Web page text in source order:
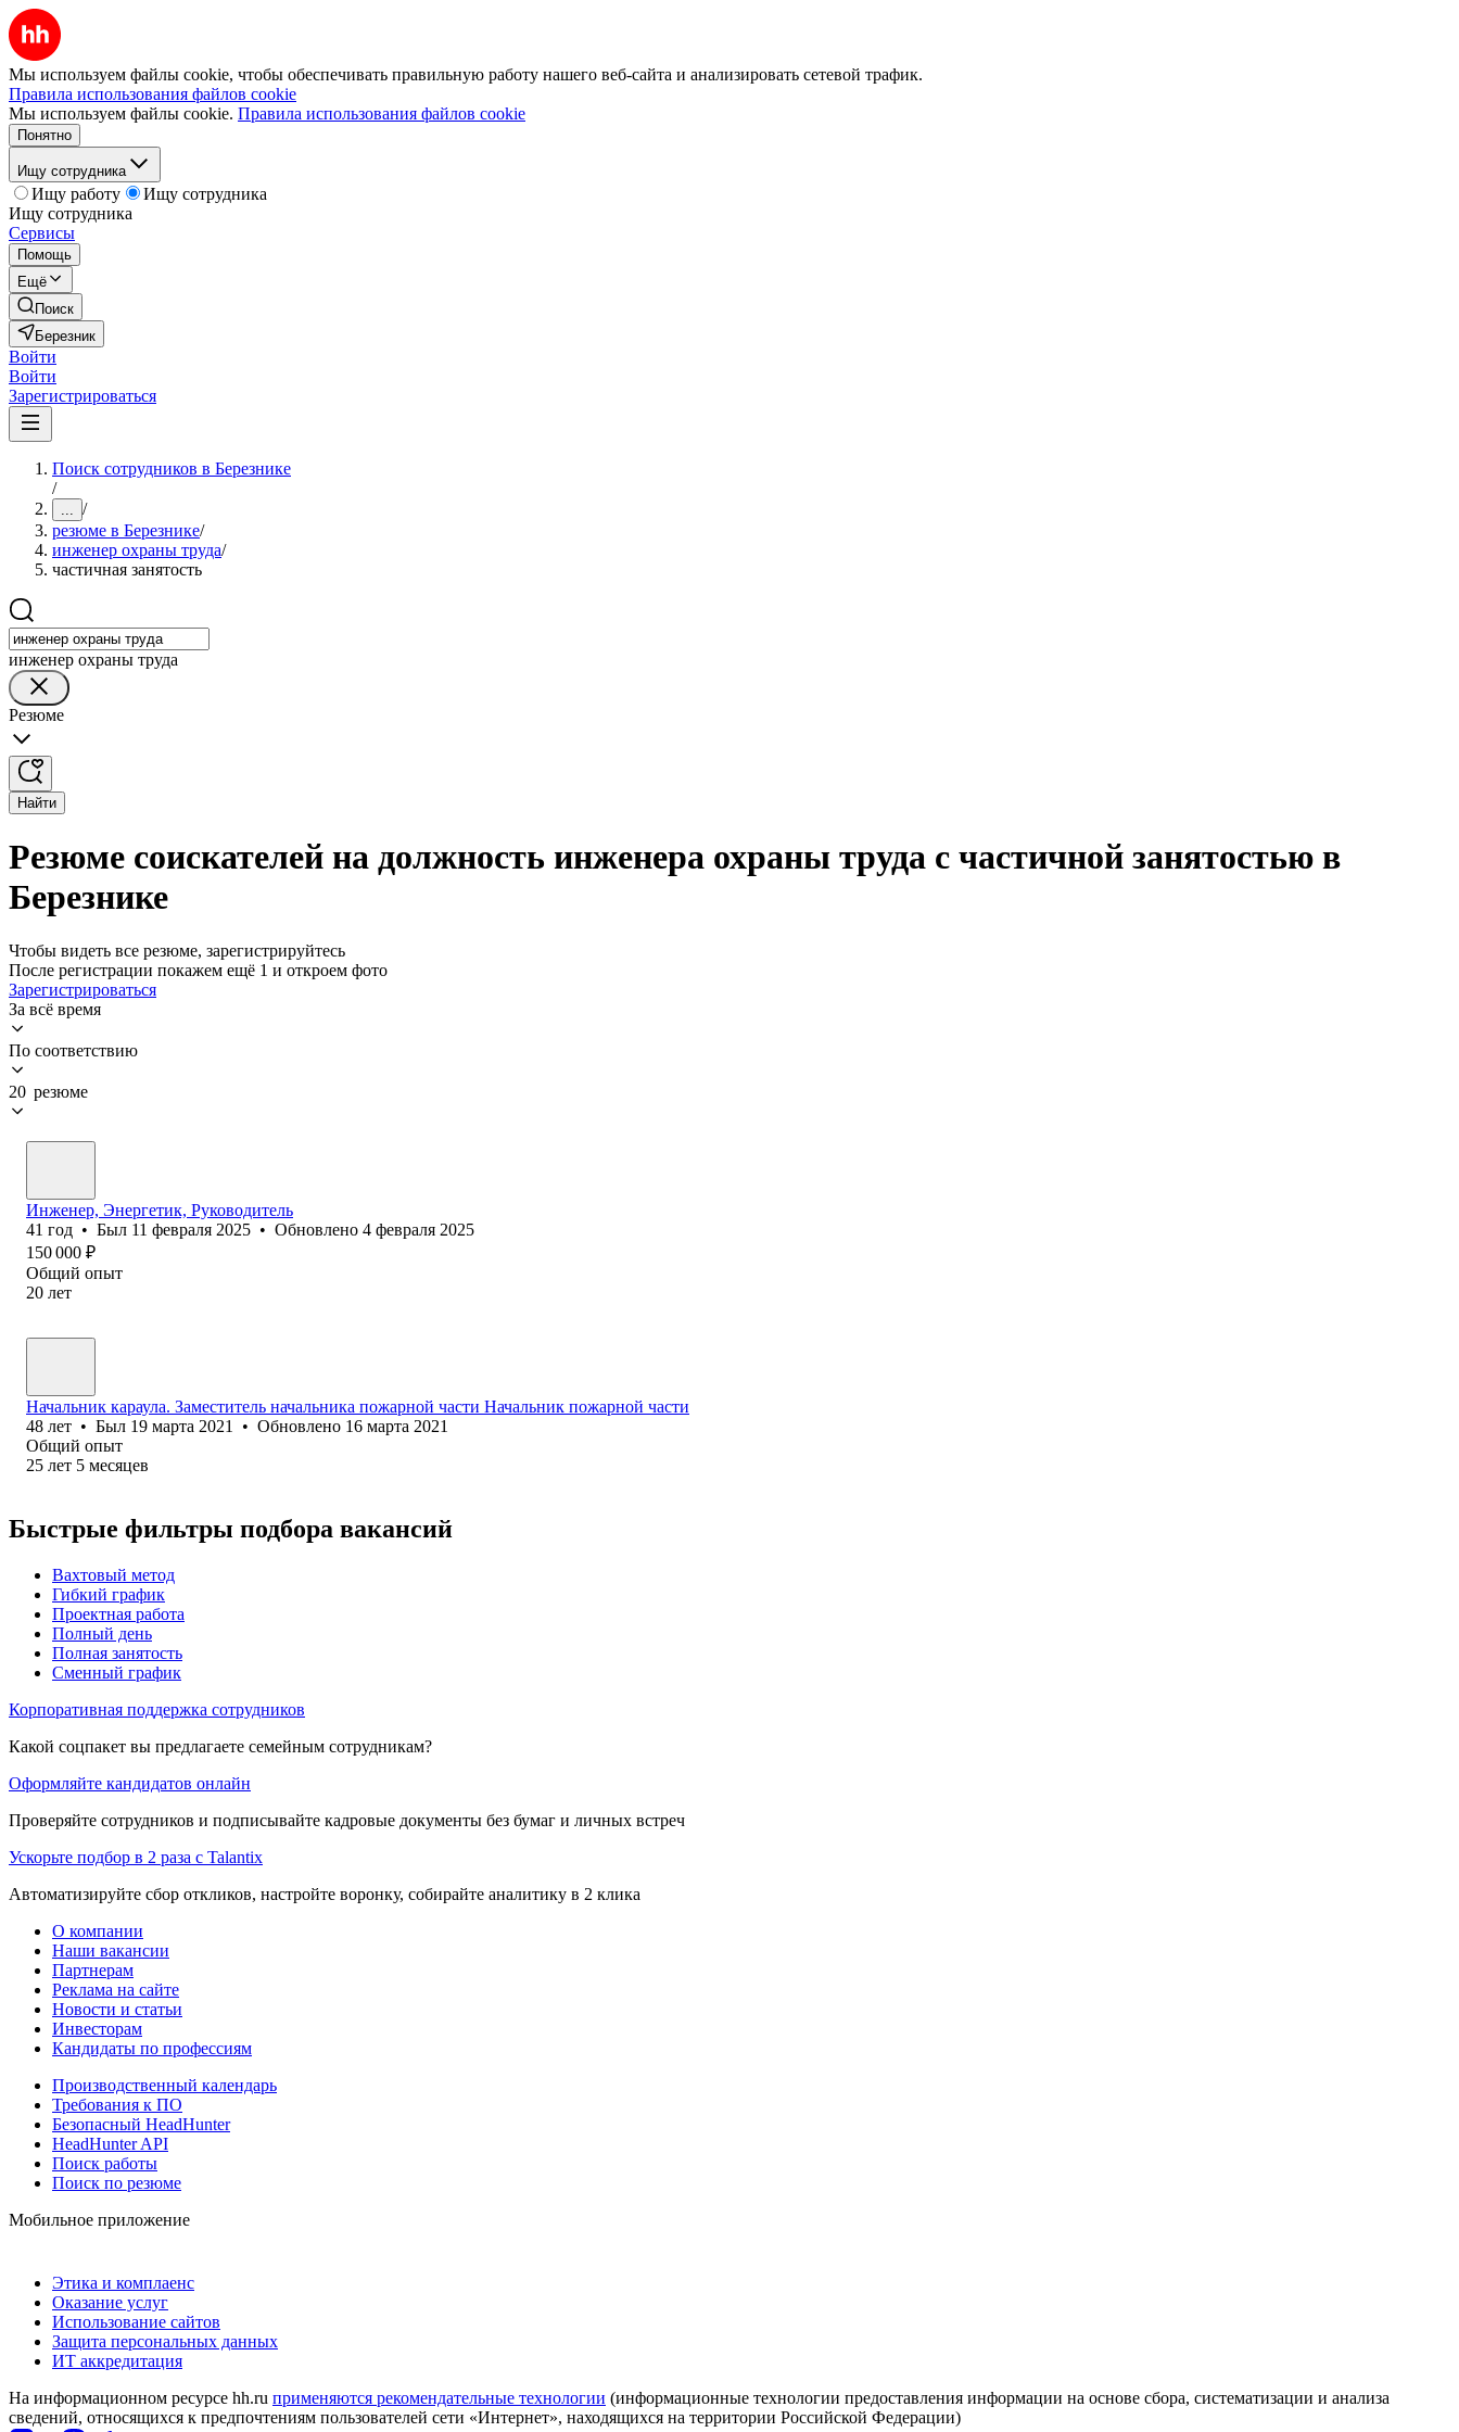
Мы используем файлы cookie, чтобы обеспечивать правильную работу нашего веб-сайта и анализировать сетевой трафик.
Правила использования файлов cookie
Мы используем файлы cookie. Правила использования файлов cookie
Понятно
Ищу сотрудника
Ищу работу
Ищу сотрудника
Ищу сотрудника
Сервисы
Помощь
Ещё
Поиск
Березник
Войти
Войти
Зарегистрироваться
Поиск сотрудников в Березнике
/
... /
резюме в Березнике/
инженер охраны труда/
частичная занятость
инженер охраны труда
Резюме
Найти
Резюме соискателей на должность инженера охраны труда с частичной занятостью в
Березнике
Чтобы видеть все резюме, зарегистрируйтесь
После регистрации покажем ещё 1 и откроем фото
Зарегистрироваться
За всё время
По соответствию
20 резюме
Инженер, Энергетик, Руководитель
41 год • Был 11 февраля 2025 • Обновлено 4 февраля 2025
150 000 ₽
Общий опыт
20 лет
Начальник караула. Заместитель начальника пожарной части Начальник пожарной части
48 лет • Был 19 марта 2021 • Обновлено 16 марта 2021
Общий опыт
25 лет 5 месяцев
Быстрые фильтры подбора вакансий
Вахтовый метод
Гибкий график
Проектная работа
Полный день
Полная занятость
Сменный график
Корпоративная поддержка сотрудников
Какой соцпакет вы предлагаете семейным сотрудникам?
Оформляйте кандидатов онлайн
Проверяйте сотрудников и подписывайте кадровые документы без бумаг и личных встреч
Ускорьте подбор в 2 раза с Talantix
Автоматизируйте сбор откликов, настройте воронку, собирайте аналитику в 2 клика
О компании
Наши вакансии
Партнерам
Реклама на сайте
Новости и статьи
Инвесторам
Кандидаты по профессиям
Производственный календарь
Требования к ПО
Безопасный HeadHunter
HeadHunter API
Поиск работы
Поиск по резюме
Мобильное приложение
Этика и комплаенс
Оказание услуг
Использование сайтов
Защита персональных данных
ИТ аккредитация
На информационном ресурсе hh.ru применяются рекомендательные технологии (информационные технологии предоставления информации на основе сбора, систематизации и анализа
сведений, относящихся к предпочтениям пользователей сети «Интернет», находящихся на территории Российской Федерации)